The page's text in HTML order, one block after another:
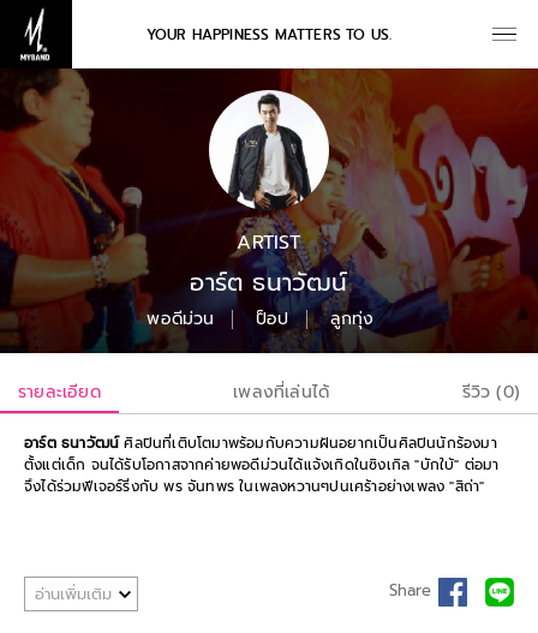
YOUR HAPPINESS MATTERS TO US.
ARTIST
อาร์ต ธนาวัฒน์
พอดีม่วน ป็อป ลูกทุ่ง
รายละเอียด เพลงที่เล่นได้ รีวิว (0)
อาร์ต ธนาวัฒน์ศิลปินที่เติบโตมาพร้อมกับความฝันอยากเป็นศิลปินนักร้องมา
ตั้งแต่เด็ก จนได้รับโอกาสจากค่ายพอดีม่วนได้แจ้งเกิดในซิงเกิล "บักใบ้" ต่อมา
จึงได้ร่วมฟีเจอร์ริ่งกับ พร จันทพร ในเพลงหวานๆปนเศร้าอย่างเพลง "สิถ่า"
อ่านเพิ่มเติม Share